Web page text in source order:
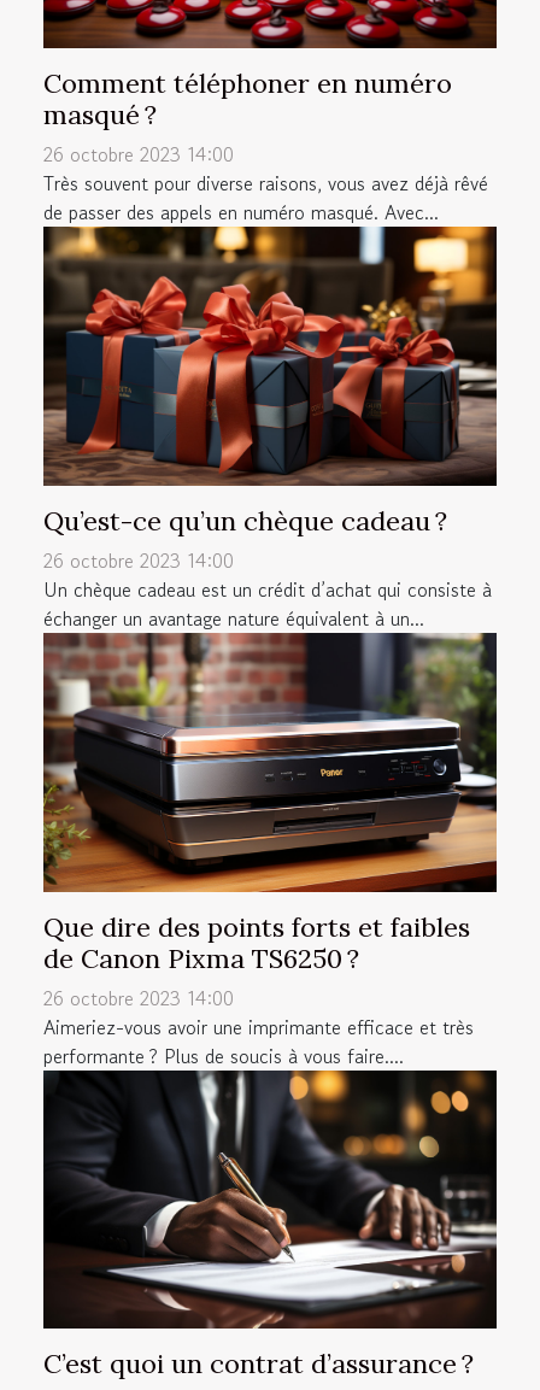
Comment téléphoner en numéro
masqué ?
26 octobre 2023 14:00
Très souvent pour diverse raisons, vous avez déjà rêvé
de passer des appels en numéro masqué. Avec...
Qu’est-ce qu’un chèque cadeau ?
26 octobre 2023 14:00
Un chèque cadeau est un crédit d’achat qui consiste à
échanger un avantage nature équivalent à un...
Que dire des points forts et faibles
de Canon Pixma TS6250 ?
26 octobre 2023 14:00
Aimeriez-vous avoir une imprimante efficace et très
performante ? Plus de soucis à vous faire....
C’est quoi un contrat d’assurance ?